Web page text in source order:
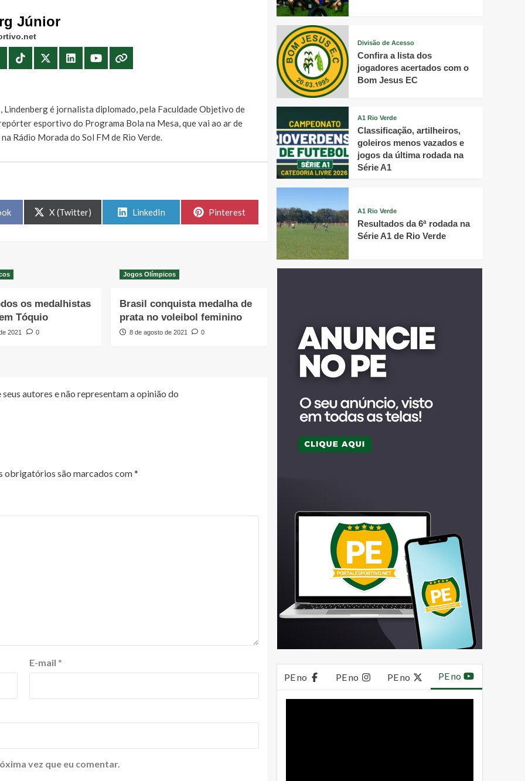
Júnior
, Lindenberg é jornalista diplomado, pela Faculdade Objetivo de
esportivo do Programa Bola na Mesa, que vai ao ar de
Rádio Morada do Sol FM de Rio Verde.
Share
on
X (Twitter)
Share
LinkedIn
Share
Pinterest
os medalhistas
Tóquio
2021 0
Jogos Olímpicos
Brasil conquista medalha de
prata no voleibol feminino
8 de agosto de 2021 0
autores e não representam a opinião do
obrigatórios são marcados com*
E-mail *
vez que eu comentar.
Divisão de Acesso
Confira a lista dos
jogadores acertados com o
Bom Jesus EC
A1 Rio Verde
Classificação, artilheiros,
goleiros menos vazados e
jogos da última rodada na
Série A1
A1 Rio Verde
Resultados da 6ª rodada na
Série A1 de Rio Verde
PE no PE no PE no PE no